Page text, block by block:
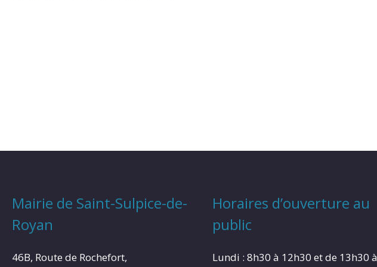
Mairie de Saint-Sulpice-de-
Royan
46B, Route de Rochefort,
Horaires d’ouverture au
public
Lundi : 8h30 à 12h30 et de 13h30 à